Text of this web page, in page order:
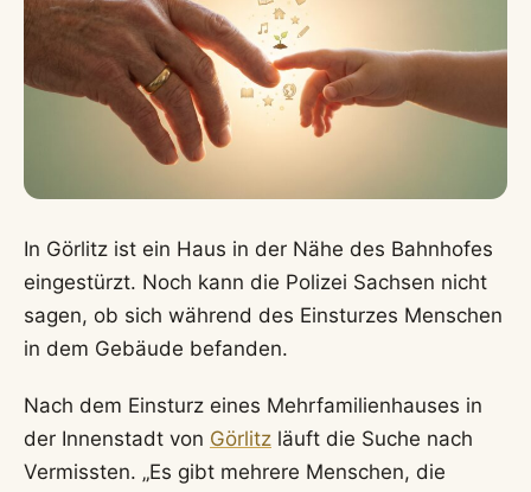
In Görlitz ist ein Haus in der Nähe des Bahnhofes
eingestürzt. Noch kann die Polizei Sachsen nicht
sagen, ob sich während des Einsturzes Menschen
in dem Gebäude befanden.
Nach dem Einsturz eines Mehrfamilienhauses in
der Innenstadt von Görlitz läuft die Suche nach
Vermissten. „Es gibt mehrere Menschen, die